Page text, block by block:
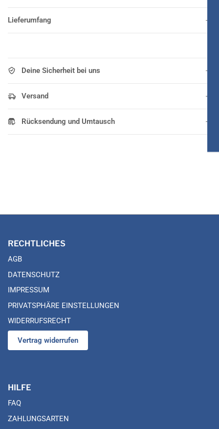
Lieferumfang
Deine Sicherheit bei uns
Versand
Rücksendung und Umtausch
RECHTLICHES
AGB
DATENSCHUTZ
IMPRESSUM
PRIVATSPHÄRE EINSTELLUNGEN
WIDERRUFSRECHT
Vertrag widerrufen
HILFE
FAQ
ZAHLUNGSARTEN